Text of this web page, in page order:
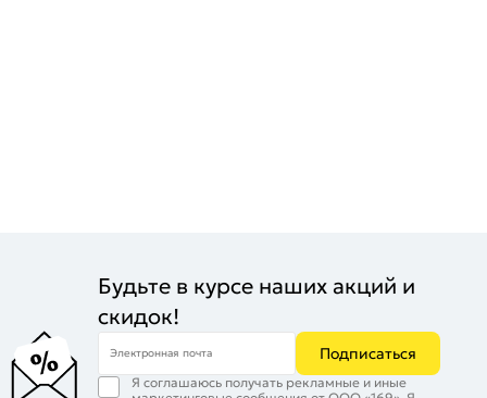
Будьте в курсе наших акций и
скидок!
Электронная почта Подписаться
Я соглашаюсь получать рекламные и иные